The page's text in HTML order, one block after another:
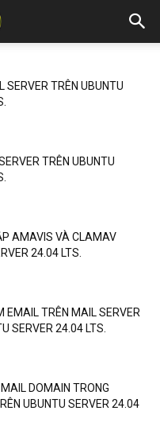
TRÊN UBUNTU
TRÊN UBUNTU
AMAVIS VÀ CLAMAV
24.04 LTS.
EMAIL TRÊN MAIL SERVER
SERVER 24.04 LTS.
DOMAIN TRONG
UBUNTU SERVER 24.04